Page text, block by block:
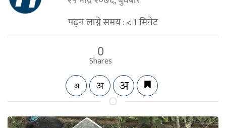
पढ्न लाग्ने समय :< 1मिनेट
0
Shares